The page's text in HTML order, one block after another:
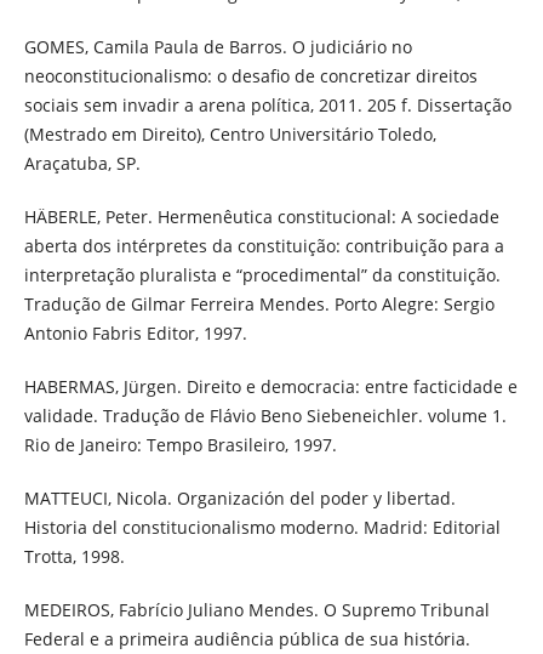
GOMES, Camila Paula de Barros. O judiciário no
neoconstitucionalismo: o desafio de concretizar direitos
sociais sem invadir a arena política, 2011. 205 f. Dissertação
(Mestrado em Direito), Centro Universitário Toledo,
Araçatuba, SP.
HÄBERLE, Peter. Hermenêutica constitucional: A sociedade
aberta dos intérpretes da constituição: contribuição para a
interpretação pluralista e “procedimental” da constituição.
Tradução de Gilmar Ferreira Mendes. Porto Alegre: Sergio
Antonio Fabris Editor, 1997.
HABERMAS, Jürgen. Direito e democracia: entre facticidade e
validade. Tradução de Flávio Beno Siebeneichler. volume 1.
Rio de Janeiro: Tempo Brasileiro, 1997.
MATTEUCI, Nicola. Organización del poder y libertad.
Historia del constitucionalismo moderno. Madrid: Editorial
Trotta, 1998.
MEDEIROS, Fabrício Juliano Mendes. O Supremo Tribunal
Federal e a primeira audiência pública de sua história.